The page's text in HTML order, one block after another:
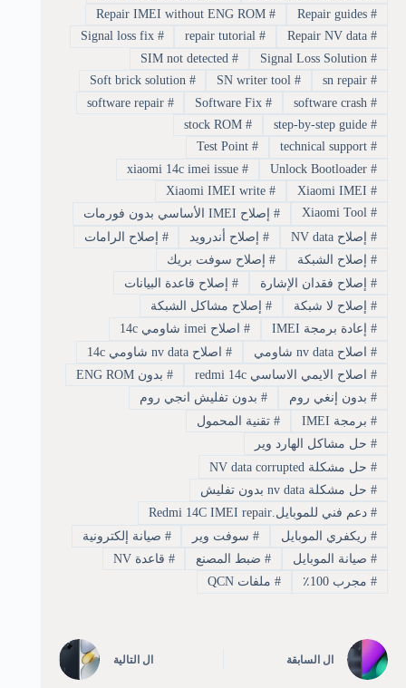
#
Repair guides
#
Repair IMEI without ENG ROM
#
Repair NV data
#
repair tutorial
#
Signal loss fix
#
Signal Loss Solution
#
SIM not detected
#
sn repair
#
SN writer tool
#
Soft brick solution
#
software crash
#
Software Fix
#
software repair
#
step-by-step guide
#
stock ROM
#
technical support
#
Test Point
#
Unlock Bootloader
#
xiaomi 14c imei issue
#
Xiaomi IMEI
#
Xiaomi IMEI write
#
Xiaomi Tool
#إصلاح IMEI الأساسي بدون فورمات
#إصلاح NV data #إصلاح أندرويد # إصلاح الرامات
#إصلاح الشبكة #إصلاح سوفت بريك
#إصلاح فقدان الإشارة #إصلاح قاعدة البيانات
#إصلاح لا شبكة #إصلاح مشاكل الشبكة
#إعادة برمجة IMEI #اصلاح imei شاومي 14c
#اصلاح nv data شاومي #اصلاح nv data شاومي 14c
#اصلاح الايمي الاساسي redmi 14c #بدون ENG ROM
#بدون إنغي روم #بدون تفليش انجي روم
#برمجة IMEI #تقنية المحمول
#حل مشاكل الهارد وير
#حل مشكلة NV data corrupted
#حل مشكلة nv data بدون تفليش
#دعم فني للموبايل.Redmi 14C IMEI repair
#ريكفري الموبايل #سوفت وير # صيانة إلكترونية
#صيانة الموبايل #ضبط المصنع # قاعدة NV
#مجرب 100٪ #ملفات QCN
ال السابقة ال التالية